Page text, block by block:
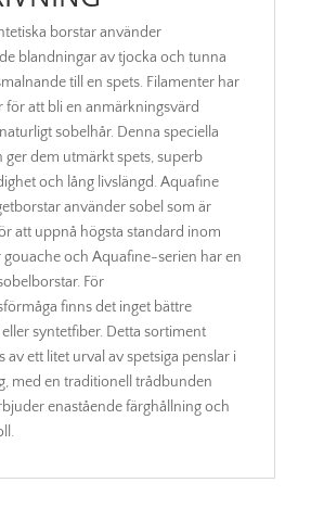
borstar använder
blandningar av tjocka och tunna
till en spets. Filamenter har
för att bli en anmärkningsvärd
sobelhår. Denna speciella
ger dem utmärkt spets, superb
och lång livslängd. Aquafine
använder sobel som är
att uppnå högsta standard inom
gouache och Aquafine-serien har en
För
finns det inget bättre
syntetfiber. Detta sortiment
av ett litet urval av spetsiga penslar i
med en traditionell trådbunden
enastående färghållning och